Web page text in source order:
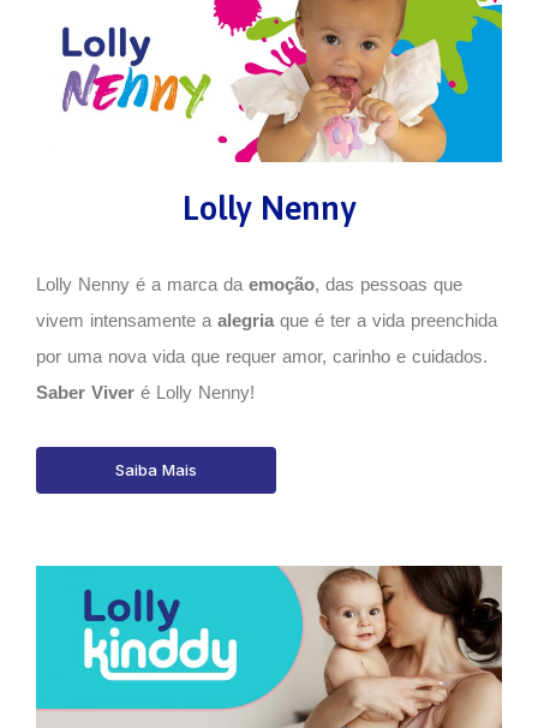
Lolly Nenny
Lolly Nenny é a marca da emoção, das pessoas que
vivem intensamente a alegria que é ter a vida preenchida
por uma nova vida que requer amor, carinho e cuidados.
Saber Viver é Lolly Nenny!
Saiba Mais